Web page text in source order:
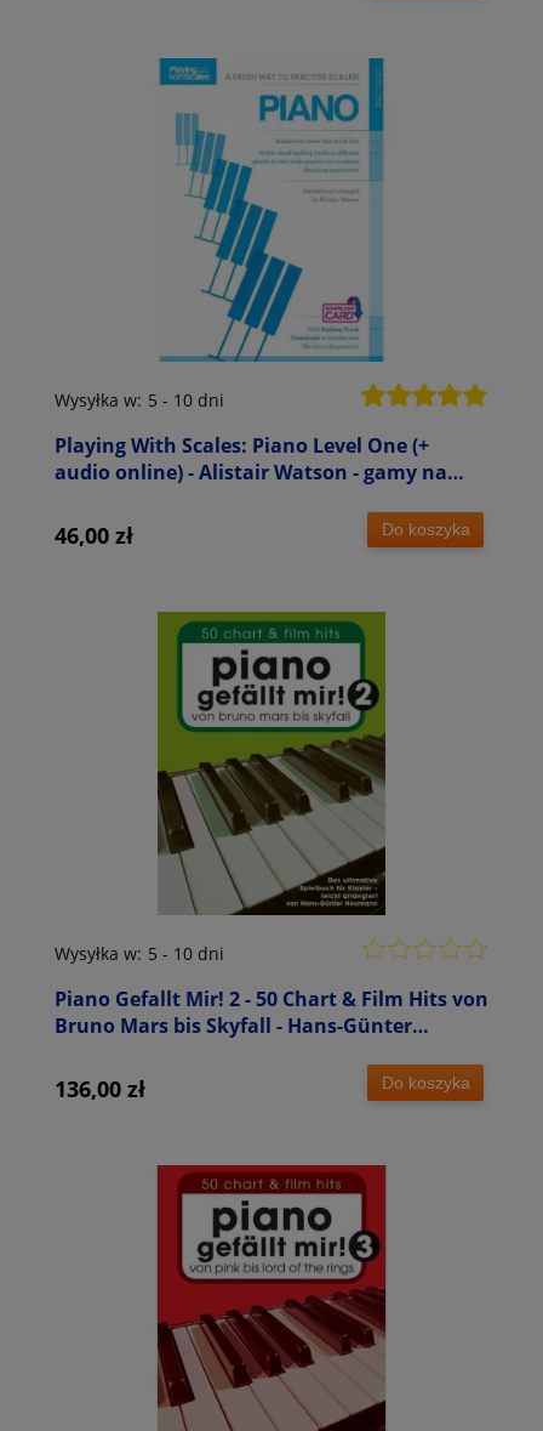
Playing With Scales: Piano Level One (+
audio online) - Alistair Watson - gamy na
Wysyłka w: 5 - 10 dni
46,00 zł Do koszyka
Piano Gefallt Mir! 2 - 50 Chart & Film Hits von
Bruno Mars bis Skyfall - Hans-Günter
Wysyłka w: 5 - 10 dni
136,00 zł Do koszyka